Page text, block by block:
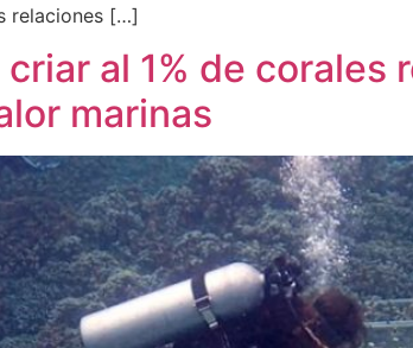
relaciones […]
al 1% de corales
marinas